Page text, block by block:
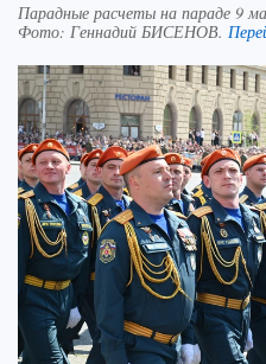
Парадные расчеты на параде 9
Фото: Геннадий БИСЕНОВ.